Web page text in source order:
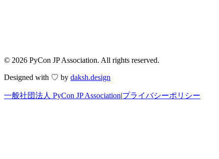
© 2026 PyCon JP Association. All rights reserved.
Designed with ♡ by daksh.design
一般社団法人 PyCon JP Association|プライバシーポリシー